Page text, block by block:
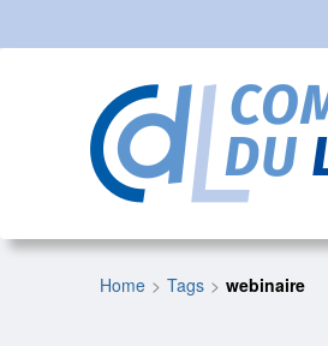
Home Tags webinaire